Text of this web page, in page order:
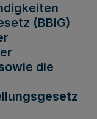
(BBiG)
die